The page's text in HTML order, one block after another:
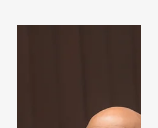
proyecto de ley